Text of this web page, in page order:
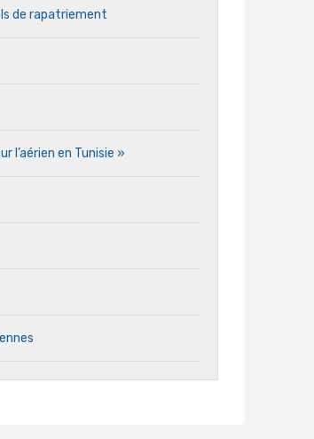
de rapatriement
l’aérien en Tunisie »